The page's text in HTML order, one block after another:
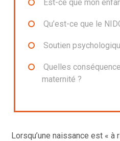
Est-ce que mon
Qu’est-ce que le
Soutien
Quelles
maternité ?
Lorsqu’une naissance est « à